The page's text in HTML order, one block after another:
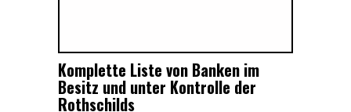
Komplette Liste von Banken im
Besitz und unter Kontrolle der
Rothschilds